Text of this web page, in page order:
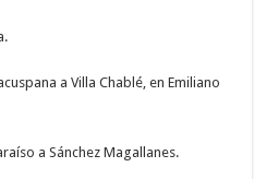
a Villa Chablé, en Emiliano
a Sánchez Magallanes.